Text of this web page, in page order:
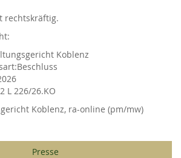
rechtskräftig.
Koblenz
Beschluss
2 L 226/26.KO
Koblenz, ra-online (pm/mw)
Presse